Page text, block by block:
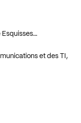
Esquisses…
et des TI,